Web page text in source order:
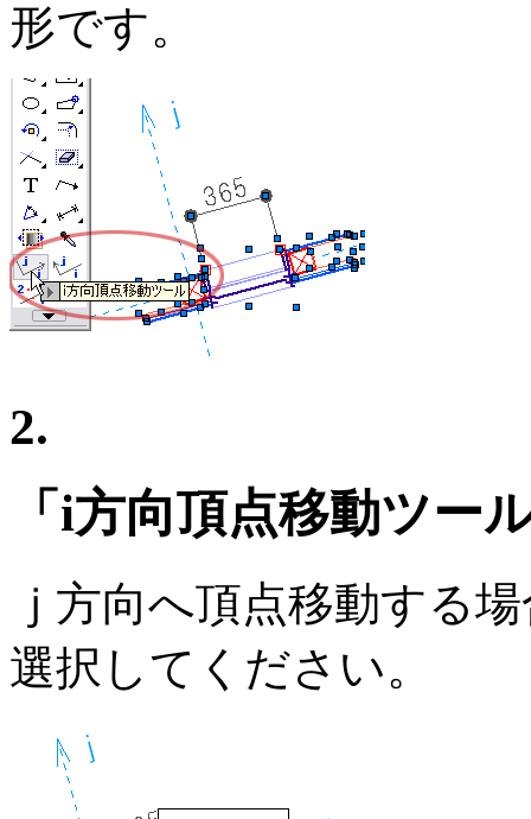
形です。
2.
「i方向頂点移動ツー
ｊ方向へ頂点移動する
選択してください。